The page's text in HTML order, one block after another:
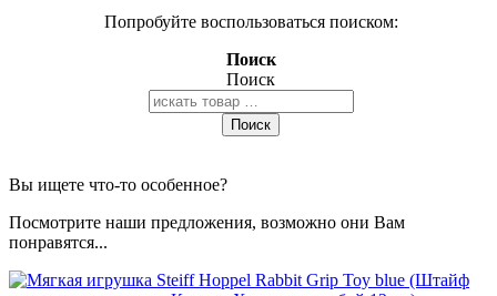
Попробуйте воспользоваться поиском:
Поиск
Поиск
Поиск
Вы ищете что-то особенное?
Посмотрите наши предложения, возможно они Вам
понравятся...